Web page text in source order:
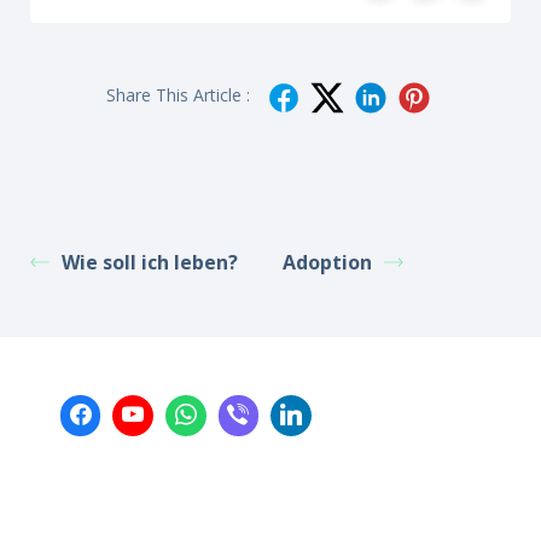
Share This Article :
Wie soll ich leben? Adoption